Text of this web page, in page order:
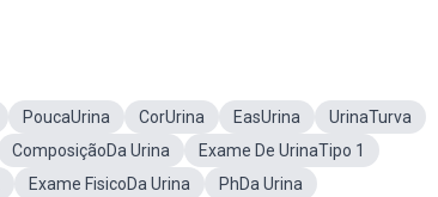
PoucaUrina CorUrina EasUrina
UrinaTurva
ComposiçãoDa Urina
Exame De UrinaTipo 1
Exame FisicoDa Urina
PhDa Urina